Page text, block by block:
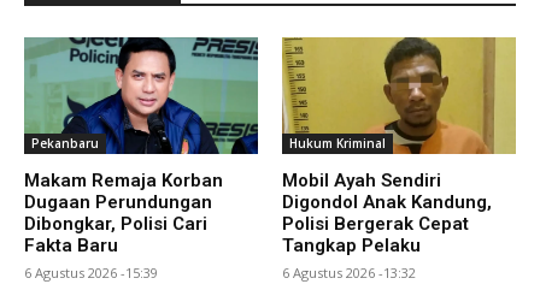
Pekanbaru
Makam Remaja Korban
Dugaan Perundungan
Dibongkar, Polisi Cari
Fakta Baru
6 Agustus 2026 -15:39
Hukum Kriminal
Mobil Ayah Sendiri
Digondol Anak Kandung,
Polisi Bergerak Cepat
Tangkap Pelaku
6 Agustus 2026 -13:32